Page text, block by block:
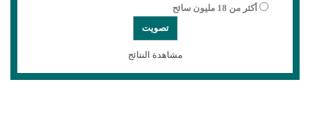
أكثر من 18 مليون سائح
مشاهدة النتائج